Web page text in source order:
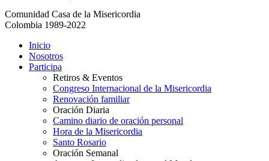
Comunidad Casa de la Misericordia
Colombia 1989-2022
Inicio
Nosotros
Participa
Retiros & Eventos
Congreso Internacional de la Misericordia
Renovación familiar
Oración Diaria
Camino diario de oración personal
Hora de la Misericordia
Santo Rosario
Oración Semanal